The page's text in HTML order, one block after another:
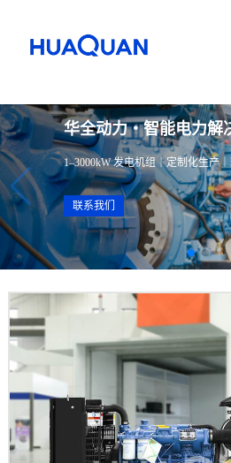
华全动力・智能电力解
1–3000kW 发电机组｜定制化生产
联系我们